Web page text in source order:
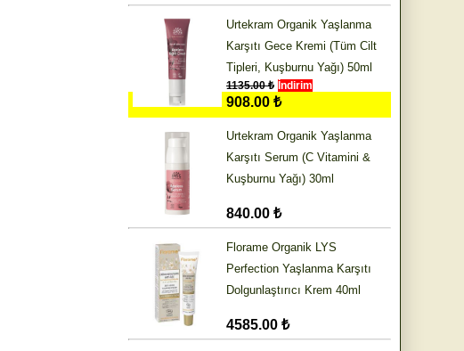
Urtekram Organik Yaşlanma
Karşıtı Gece Kremi (Tüm Cilt
Tipleri, Kuşburnu Yağı) 50ml
1135.00 ₺ İndirim
908.00 ₺
Urtekram Organik Yaşlanma
Karşıtı Serum (C Vitamini &
Kuşburnu Yağı) 30ml
840.00 ₺
Florame Organik LYS
Perfection Yaşlanma Karşıtı
Dolgunlaştırıcı Krem 40ml
4585.00 ₺